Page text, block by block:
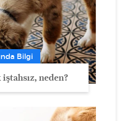
Bilgi
neden?